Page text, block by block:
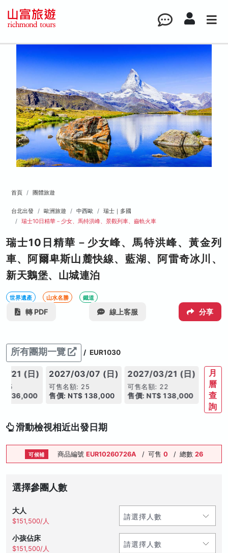
首頁 團體旅遊
台北出發 歐洲旅遊 中西歐
瑞士｜多國
瑞士10日精華－少女、馬特洪峰、景觀列車、齒軌火車
瑞士10日精華－少女峰、馬特洪峰、黃金列
車、阿爾卑斯山麓快線、藍湖、阿雷奇冰川、
新天鵝堡、山城連泊
世界遺產 山水名勝 鐵道
轉 PDF 線上客服 分享
所有團期一覽 / EUR1030
21 (日)
25
136,000
2027/03/07 (日)
可售名額: 25
售價: NT$ 138,000
2027/03/21 (日)
可售名額: 22
售價: NT$ 138,000
月
曆
查
詢
滑動檢視相近出發日期
可候補 商品編號 EUR10260726A / 可售 0 / 總數 26
選擇參團人數
大人
$151,500/人
小孩佔床
$151,500/人